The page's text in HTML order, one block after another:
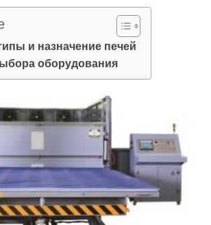
и назначение печей
оборудования